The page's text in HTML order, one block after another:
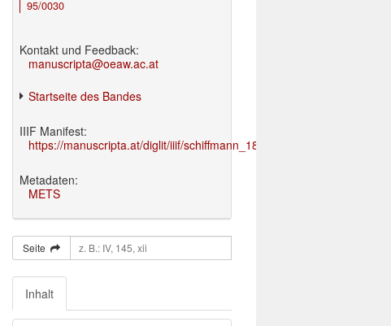
95/0030
Kontakt und Feedback:
manuscripta@oeaw.ac.at
Startseite des Bandes
IIIF Manifest:
https://manuscripta.at/diglit/iiif/schiffmann_1895/manifest.json
Metadaten:
METS
Seite
Inhalt